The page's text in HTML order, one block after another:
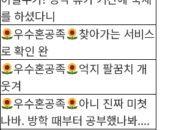
를 하셨다니
우수혼공족
찾아가는 서비스
로 확인 완
우수혼공족
억지 팔꿈치 개
웃겨
우수혼공족
아니 진짜 미쳣
나바. 방학 때부터 공부했나봐....